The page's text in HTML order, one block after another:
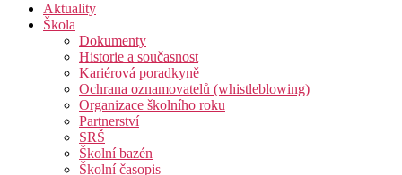
Aktuality
Škola
Dokumenty
Historie a současnost
Kariérová poradkyně
Ochrana oznamovatelů (whistleblowing)
Organizace školního roku
Partnerství
SRŠ
Školní bazén
Školní časopis